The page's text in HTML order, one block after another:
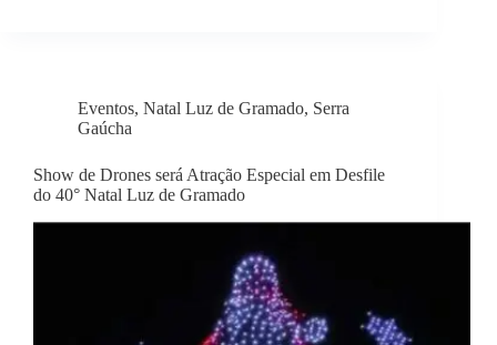
Eventos, Natal Luz de Gramado, Serra
Gaúcha
Show de Drones será Atração Especial em Desfile
do 40° Natal Luz de Gramado